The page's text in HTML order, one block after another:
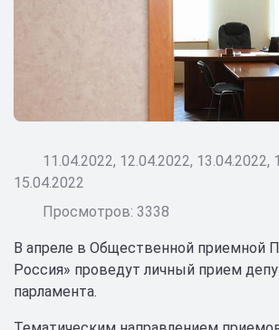
11.04.2022, 12.04.2022, 13.04.2022,
15.04.2022
Просмотров: 3338
В апреле в Общественной приемной
Россия» проведут личный прием
парламента.